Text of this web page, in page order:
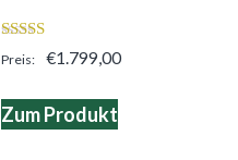
4.00
von 5
€1.799,00
Zum Produkt